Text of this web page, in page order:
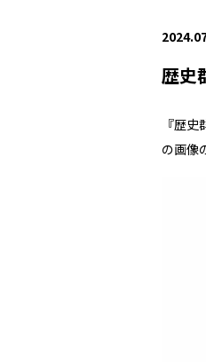
歴史
『歴
の画像